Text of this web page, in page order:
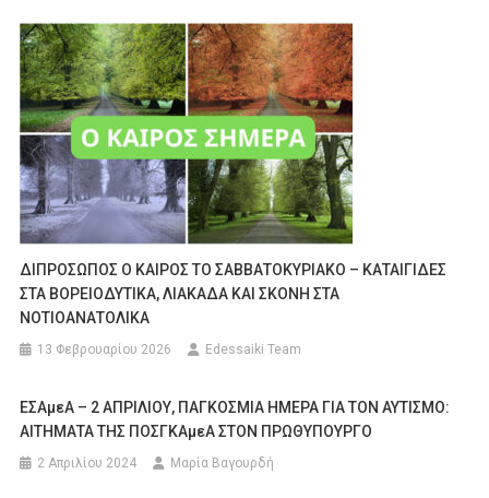
ΔΙΠΡΟΣΩΠΟΣ Ο ΚΑΙΡΟΣ ΤΟ ΣΑΒΒΑΤΟΚΥΡΙΑΚΟ – ΚΑΤΑΙΓΙΔΕΣ
ΣΤΑ ΒΟΡΕΙΟΔΥΤΙΚΑ, ΛΙΑΚΑΔΑ ΚΑΙ ΣΚΟΝΗ ΣΤΑ
ΝΟΤΙΟΑΝΑΤΟΛΙΚΑ
13 Φεβρουαρίου 2026 Edessaiki Team
ΕΣΑμεΑ – 2 ΑΠΡΙΛΙΟΥ, ΠΑΓΚΟΣΜΙΑ ΗΜΕΡΑ ΓΙΑ ΤΟΝ ΑΥΤΙΣΜΟ:
ΑΙΤΗΜΑΤΑ ΤΗΣ ΠΟΣΓΚΑμεΑ ΣΤΟΝ ΠΡΩΘΥΠΟΥΡΓΟ
2 Απριλίου 2024 Μαρία Βαγουρδή